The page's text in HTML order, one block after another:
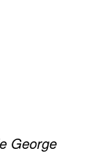
George